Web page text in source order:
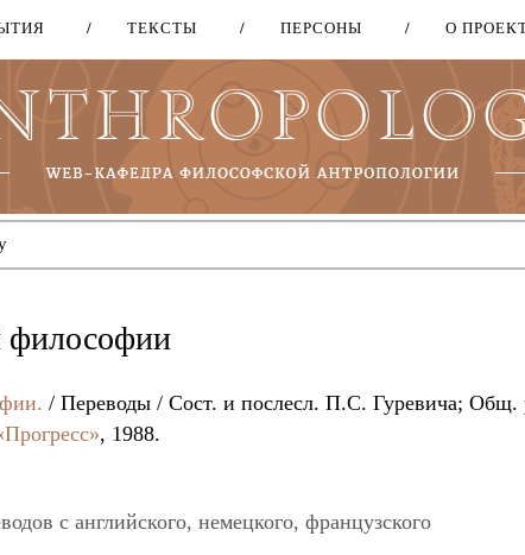
Перейти
основному
содержанию
ТЕКСТЫ ПЕРСОНЫ О
философии
/ Переводы / Сост. и послесл. П.С. Гуревича; Общ.
, 1988.
с английского, немецкого, французского